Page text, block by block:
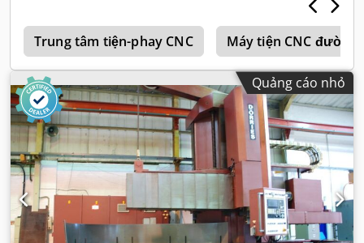
Trung tâm tiện-phay CNC Máy tiện CNC đường
Quảng cáo nhỏ